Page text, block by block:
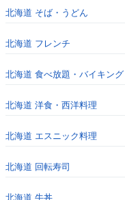
北海道 そば・うどん
北海道 フレンチ
北海道 食べ放題・バイキング
北海道 洋食・西洋料理
北海道 エスニック料理
北海道 回転寿司
北海道 牛丼